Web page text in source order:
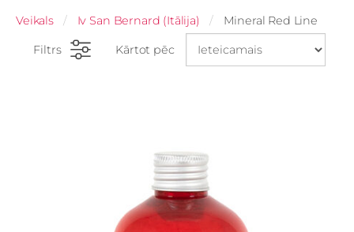
Veikals Iv San Bernard (Itālija) Mineral Red Line
Filtrs Kārtot pēc